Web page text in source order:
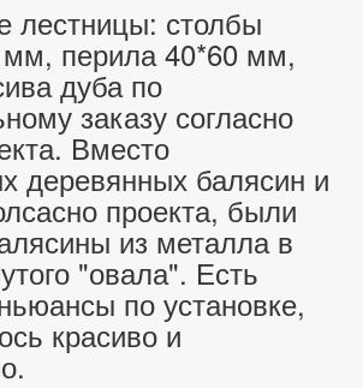
лестницы: столбы
мм, перила 40*60 мм,
дуба по
заказу согласно
Вместо
деревянных балясин и
проекта, были
из металла в
"овала". Есть
по установке,
красиво и